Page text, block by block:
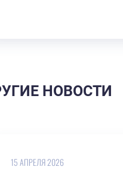
НОВОСТИ
15 АПРЕЛЯ 2026